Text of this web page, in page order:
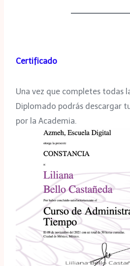
Certificado
Una vez que completes todas
Diplomado podrás descargar
por la Academia.